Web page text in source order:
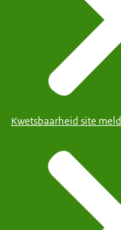
Kwetsbaarheid site